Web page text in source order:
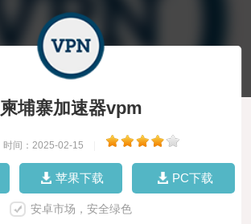
柬埔寨加速器vpm
时间：2025-02-15
苹果下载 PC下载
安卓市场，安全绿色